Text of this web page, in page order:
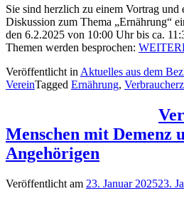
Sie sind herzlich zu einem Vortrag und
Diskussion zum Thema „Ernährung“
den 6.2.2025 von 10:00 Uhr bis ca.
Themen werden besprochen:
Veröffentlicht in Aktuelles aus dem
VereinTagged Ernährung,
Menschen mit Demenz
Angehörigen
Veröffentlicht am 23. Januar 202523.